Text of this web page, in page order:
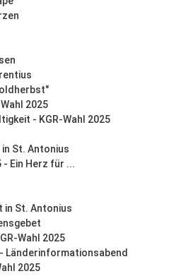
2025
- KGR-Wahl 2025
St. Antonius
Ein Herz für ...
in St. Antonius
Wahl 2025
Länderinformationsabend
2025